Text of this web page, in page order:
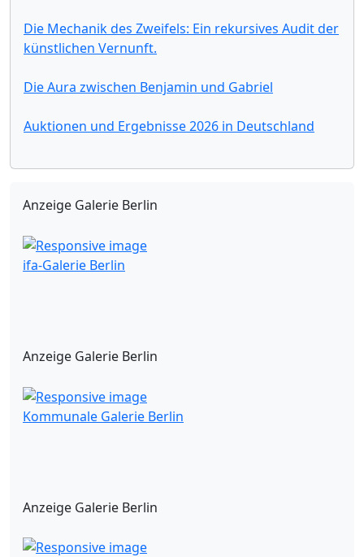
Die Mechanik des Zweifels: Ein rekursives Audit der
künstlichen Vernunft.
Die Aura zwischen Benjamin und Gabriel
Auktionen und Ergebnisse 2026 in Deutschland
Anzeige Galerie Berlin
ifa-Galerie Berlin
Anzeige Galerie Berlin
Kommunale Galerie Berlin
Anzeige Galerie Berlin